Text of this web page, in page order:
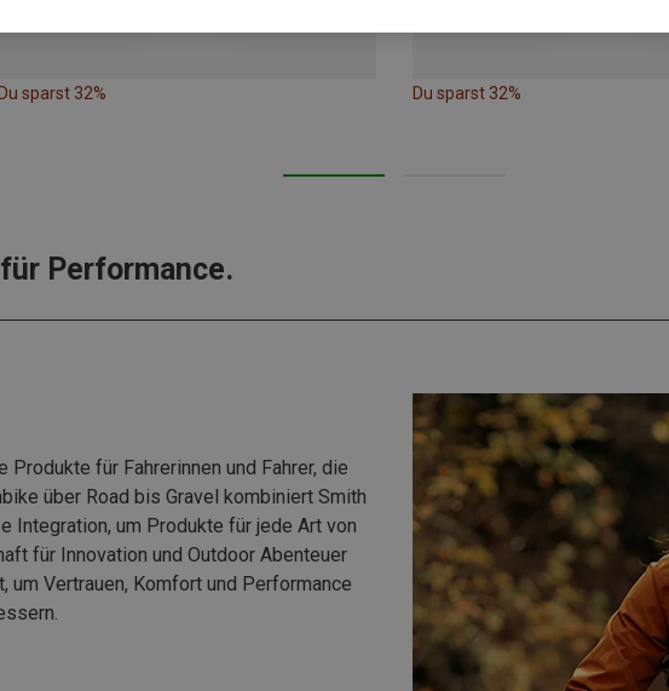
Du sparst 32% Du sparst 32%
Performance.
Produkte für Fahrerinnen und Fahrer, die
über Road bis Gravel kombiniert Smith
Integration, um Produkte für jede Art von
für Innovation und Outdoor Abenteuer
Vertrauen, Komfort und Performance